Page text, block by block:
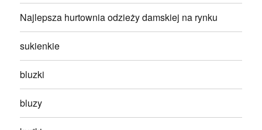
Najlepsza hurtownia odzieży damskiej na rynku
sukienkie
bluzki
bluzy